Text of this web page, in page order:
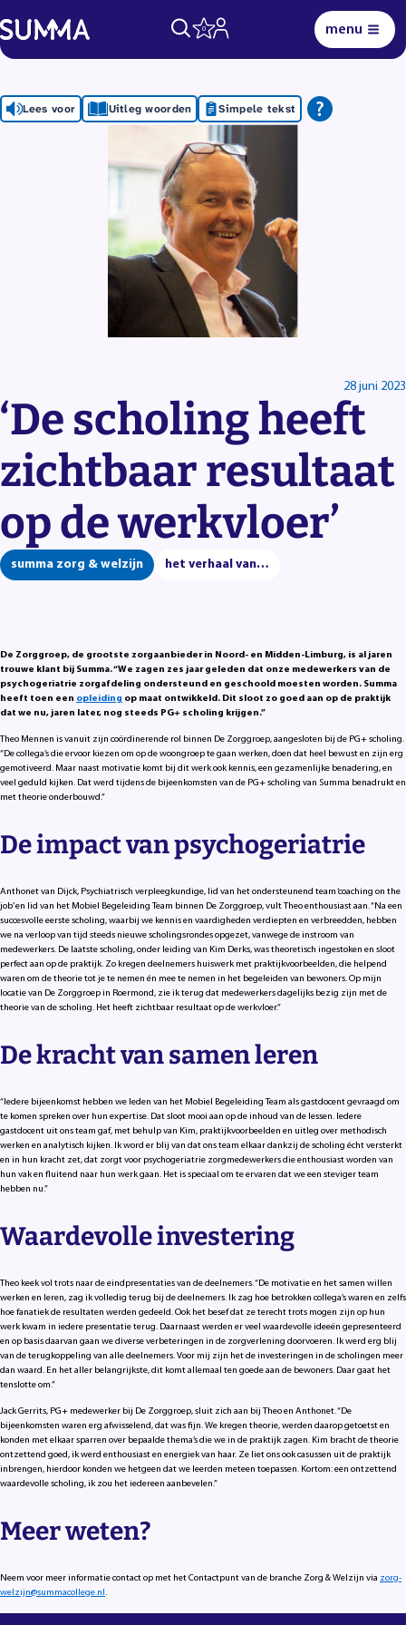
0 menu
Lees voor Uitleg woorden Simpele tekst
‘De scholing heeft
zichtbaar resultaat
op de werkvloer’
28 juni 2023
summa zorg & welzijn het verhaal van…
De Zorggroep, de grootste zorgaanbieder in Noord- en Midden-Limburg, is al jaren
trouwe klant bij Summa. “We zagen zes jaar geleden dat onze medewerkers van de
psychogeriatrie zorgafdeling ondersteund en geschoold moesten worden. Summa
heeft toen een opleiding op maat ontwikkeld. Dit sloot zo goed aan op de praktijk
dat we nu, jaren later, nog steeds PG+ scholing krijgen.”
Theo Mennen is vanuit zijn coördinerende rol binnen De Zorggroep, aangesloten bij de PG+ scholing.
“De collega’s die ervoor kiezen om op de woongroep te gaan werken, doen dat heel bewust en zijn erg
gemotiveerd. Maar naast motivatie komt bij dit werk ook kennis, een gezamenlijke benadering, en
veel geduld kijken. Dat werd tijdens de bijeenkomsten van de PG+ scholing van Summa benadrukt en
met theorie onderbouwd.”
De impact van psychogeriatrie
Anthonet van Dijck, Psychiatrisch verpleegkundige, lid van het ondersteunend team ‘coaching on the
job’ en lid van het Mobiel Begeleiding Team binnen De Zorggroep, vult Theo enthousiast aan. “Na een
succesvolle eerste scholing, waarbij we kennis en vaardigheden verdiepten en verbreedden, hebben
we na verloop van tijd steeds nieuwe scholingsrondes opgezet, vanwege de instroom van
medewerkers. De laatste scholing, onder leiding van Kim Derks, was theoretisch ingestoken en sloot
perfect aan op de praktijk. Zo kregen deelnemers huiswerk met praktijkvoorbeelden, die helpend
waren om de theorie tot je te nemen én mee te nemen in het begeleiden van bewoners. Op mijn
locatie van De Zorggroep in Roermond, zie ik terug dat medewerkers dagelijks bezig zijn met de
theorie van de scholing. Het heeft zichtbaar resultaat op de werkvloer.”
De kracht van samen leren
“Iedere bijeenkomst hebben we leden van het Mobiel Begeleiding Team als gastdocent gevraagd om
te komen spreken over hun expertise. Dat sloot mooi aan op de inhoud van de lessen. Iedere
gastdocent uit ons team gaf, met behulp van Kim, praktijkvoorbeelden en uitleg over methodisch
werken en analytisch kijken. Ik word er blij van dat ons team elkaar dankzij de scholing écht versterkt
en in hun kracht zet, dat zorgt voor psychogeriatrie zorgmedewerkers die enthousiast worden van
hun vak en fluitend naar hun werk gaan. Het is speciaal om te ervaren dat we een steviger team
hebben nu.”
Waardevolle investering
Theo keek vol trots naar de eindpresentaties van de deelnemers. “De motivatie en het samen willen
werken en leren, zag ik volledig terug bij de deelnemers. Ik zag hoe betrokken collega’s waren en zelfs
hoe fanatiek de resultaten werden gedeeld. Ook het besef dat ze terecht trots mogen zijn op hun
werk kwam in iedere presentatie terug. Daarnaast werden er veel waardevolle ideeën gepresenteerd
en op basis daarvan gaan we diverse verbeteringen in de zorgverlening doorvoeren. Ik werd erg blij
van de terugkoppeling van alle deelnemers. Voor mij zijn het de investeringen in de scholingen meer
dan waard. En het aller belangrijkste, dit komt allemaal ten goede aan de bewoners. Daar gaat het
tenslotte om.”
Jack Gerrits, PG+ medewerker bij De Zorggroep, sluit zich aan bij Theo en Anthonet. “De
bijeenkomsten waren erg afwisselend, dat was fijn. We kregen theorie, werden daarop getoetst en
konden met elkaar sparren over bepaalde thema’s die we in de praktijk zagen. Kim bracht de theorie
ontzettend goed, ik werd enthousiast en energiek van haar. Ze liet ons ook casussen uit de praktijk
inbrengen, hierdoor konden we hetgeen dat we leerden meteen toepassen. Kortom: een ontzettend
waardevolle scholing, ik zou het iedereen aanbevelen.”
Meer weten?
Neem voor meer informatie contact op met het Contactpunt van de branche Zorg & Welzijn via zorg-
welzijn@summacollege.nl.